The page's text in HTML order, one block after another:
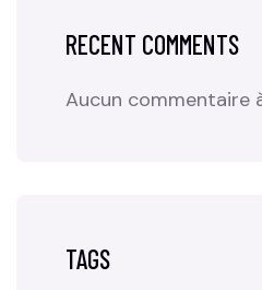
RECENT COMMENTS
Aucun commentaire
TAGS